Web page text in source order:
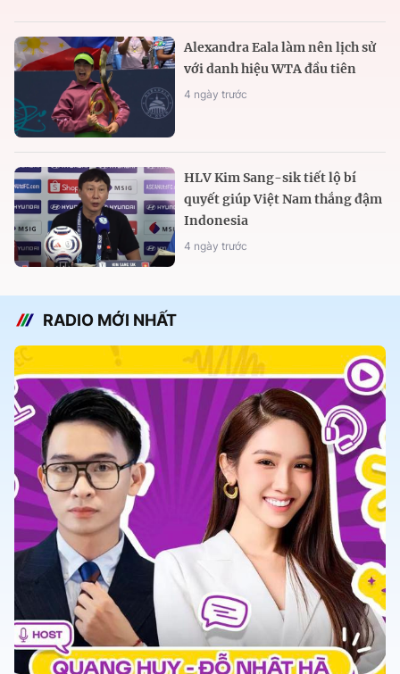
Alexandra Eala làm nên lịch sử
với danh hiệu WTA đầu tiên
4 ngày trước
HLV Kim Sang-sik tiết lộ bí
quyết giúp Việt Nam thắng đậm
Indonesia
4 ngày trước
RADIO MỚI NHẤT